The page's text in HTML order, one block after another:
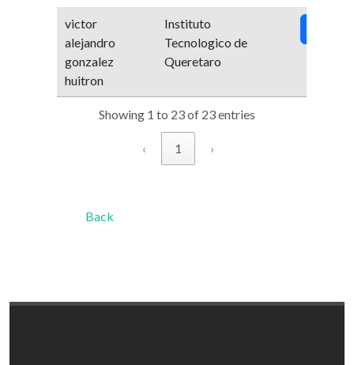
victor
alejandro
gonzalez
huitron
Instituto
Tecnologico de
Queretaro
Showing 1 to 23 of 23 entries
‹ 1 ›
Back